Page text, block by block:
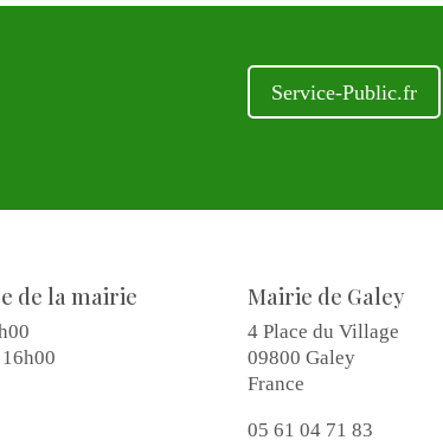
Service-Public.fr
de la mairie Mairie de Galey
4 Place du Village
09800 Galey
France
05 61 04 71 83